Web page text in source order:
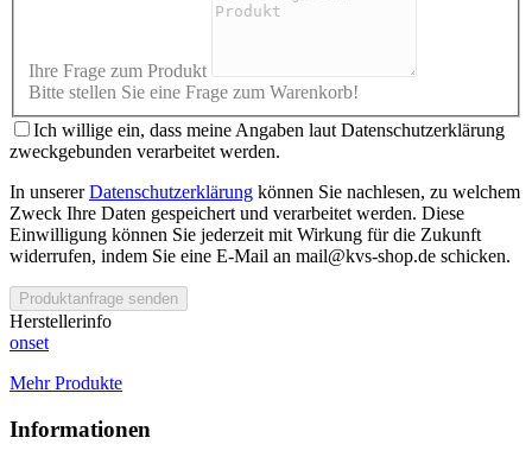
Ihre Frage zum Produkt
Bitte stellen Sie eine Frage zum Warenkorb!
Ich willige ein, dass meine Angaben laut Datenschutzerklärung
zweckgebunden verarbeitet werden.
In unsererDatenschutzerklärung können Sie nachlesen, zu welchem
Zweck Ihre Daten gespeichert und verarbeitet werden. Diese
Einwilligung können Sie jederzeit mit Wirkung für die Zukunft
widerrufen, indem Sie eine E-Mail an mail@kvs-shop.de schicken.
Produktanfrage senden
Herstellerinfo
onset
Mehr Produkte
Informationen